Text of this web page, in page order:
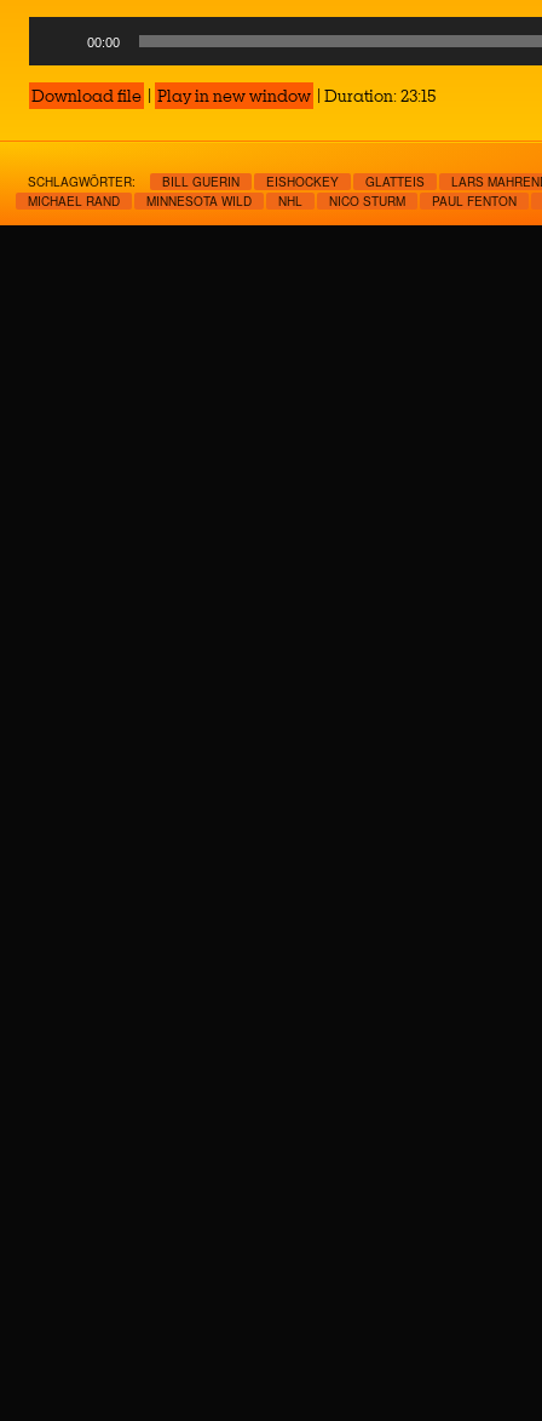
00:00
Download file | Play in new window | Duration: 23:15
SCHLAGWÖRTER: BILL GUERIN EISHOCKEY GLATTEIS
LARS
MICHAEL RAND
MINNESOTA WILD NHL NICO STURM PAUL FENTON